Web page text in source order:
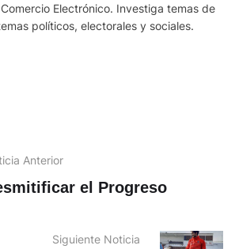
Electrónico. Investiga temas de
políticos, electorales y sociales.
Anterior
el Progreso
Siguiente Noticia